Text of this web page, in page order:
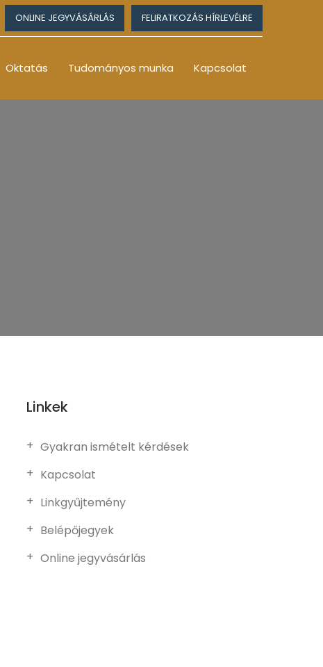
ONLINE JEGYVÁSÁRLÁS FELIRATKOZÁS HÍRLEVÉLRE
Oktatás Tudományos munka Kapcsolat
Linkek
Gyakran ismételt kérdések
Kapcsolat
Linkgyűjtemény
Belépőjegyek
Online jegyvásárlás